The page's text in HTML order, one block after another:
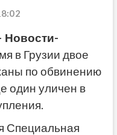
Новости-
в Грузии двое
по обвинению
один уличен в
Специальная